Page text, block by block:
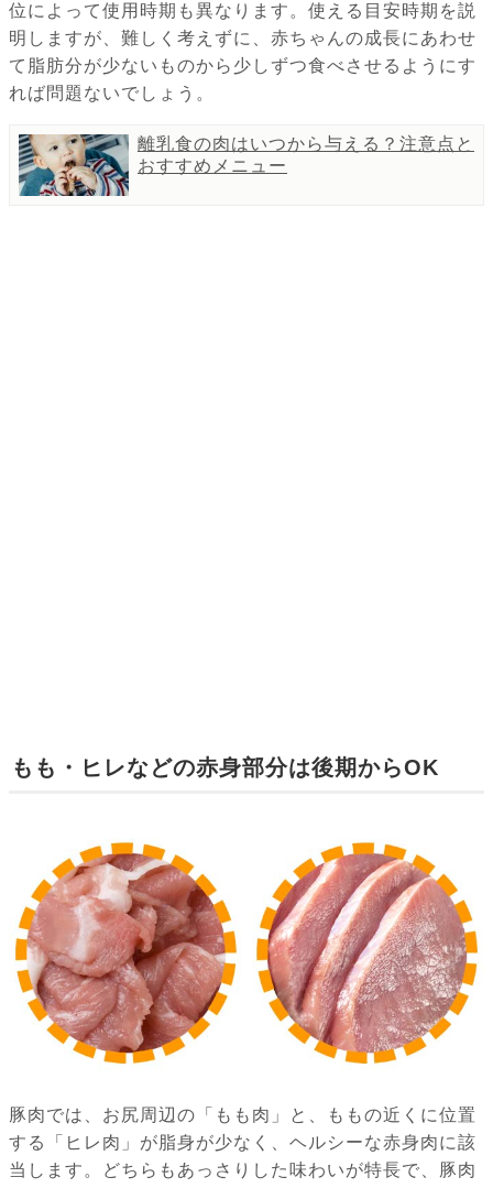
位によって使用時期も異なります。使える目安時期を説
明しますが、難しく考えずに、赤ちゃんの成長にあわせ
て脂肪分が少ないものから少しずつ食べさせるようにす
れば問題ないでしょう。
離乳食の肉はいつから与える？注意点と
おすすめメニュー
もも・ヒレなどの赤身部分は後期からOK
豚肉では、お尻周辺の「もも肉」と、ももの近くに位置
する「ヒレ肉」が脂身が少なく、ヘルシーな赤身肉に該
当します。どちらもあっさりした味わいが特長で、豚肉